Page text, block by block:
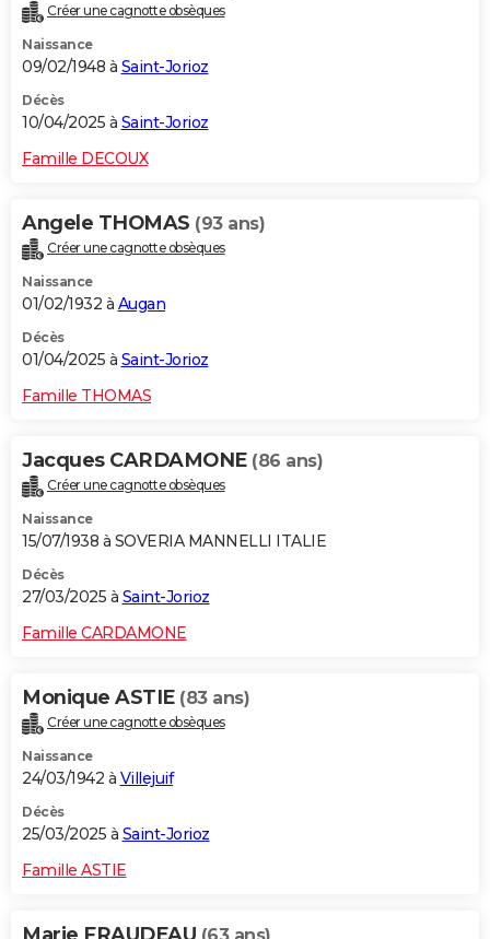
Créer une cagnotte obsèques
Naissance
09/02/1948 à Saint-Jorioz
Décès
10/04/2025 à Saint-Jorioz
Famille DECOUX
Angele THOMAS (93 ans)
Créer une cagnotte obsèques
Naissance
01/02/1932 à Augan
Décès
01/04/2025 à Saint-Jorioz
Famille THOMAS
Jacques CARDAMONE (86 ans)
Créer une cagnotte obsèques
Naissance
15/07/1938 à SOVERIA MANNELLI ITALIE
Décès
27/03/2025 à Saint-Jorioz
Famille CARDAMONE
Monique ASTIE (83 ans)
Créer une cagnotte obsèques
Naissance
24/03/1942 à Villejuif
Décès
25/03/2025 à Saint-Jorioz
Famille ASTIE